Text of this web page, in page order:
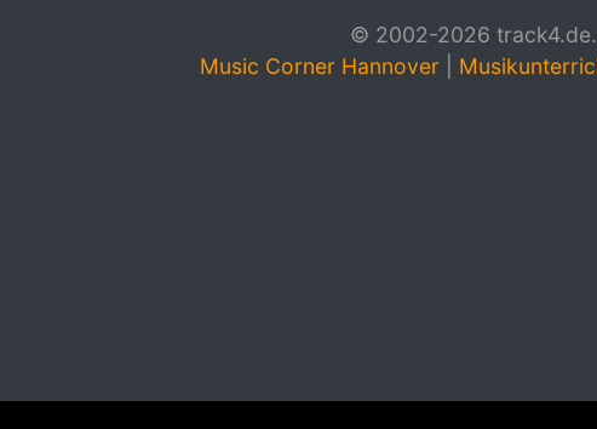
© 2002-2026
Music Corner Hannover